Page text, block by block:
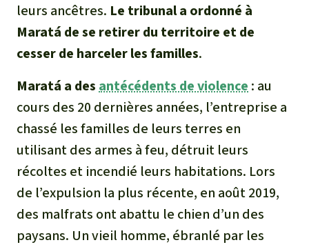
leurs ancêtres. Le tribunal a ordonné à
Maratá de se retirer du territoire et de
cesser de harceler les familles.
Maratá a des antécédents de violence : au
cours des 20 dernières années, l’entreprise a
chassé les familles de leurs terres en
utilisant des armes à feu, détruit leurs
récoltes et incendié leurs habitations. Lors
de l’expulsion la plus récente, en août 2019,
des malfrats ont abattu le chien d’un des
paysans. Un vieil homme, ébranlé par les